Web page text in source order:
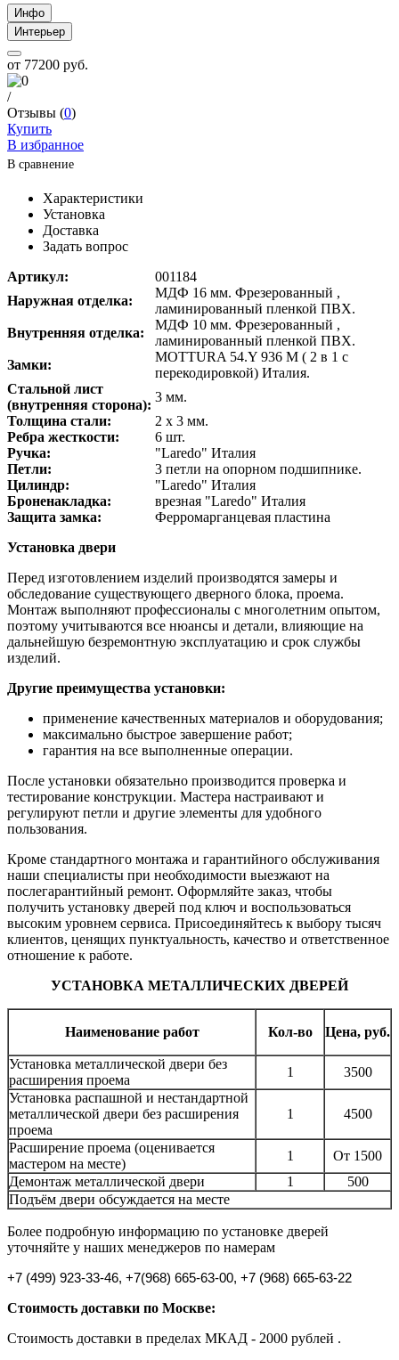
Инфо
Интерьер
от 77200 руб.
/
Отзывы (0)
Купить
В избранное
В сравнение
Характеристики
Установка
Доставка
Задать вопрос
Артикул:
001184
Наружная отделка:
МДФ 16 мм. Фрезерованный ,
ламинированный пленкой ПВХ.
Внутренняя отделка:
МДФ 10 мм. Фрезерованный ,
ламинированный пленкой ПВХ.
Замки:
MOTTURA 54.Y 936 M ( 2 в 1 с
перекодировкой) Италия.
Стальной лист
(внутренняя сторона):
3 мм.
Толщина стали:
2 х 3 мм.
Ребра жесткости:
6 шт.
Ручка:
"Laredo" Италия
Петли:
3 петли на опорном подшипнике.
Цилиндр:
"Laredo" Италия
Броненакладка:
врезная "Laredo" Италия
Защита замка:
Ферромарганцевая пластина
Установка двери
Перед изготовлением изделий производятся замеры и
обследование существующего дверного блока, проема.
Монтаж выполняют профессионалы с многолетним опытом,
поэтому учитываются все нюансы и детали, влияющие на
дальнейшую безремонтную эксплуатацию и срок службы
изделий.
Другие преимущества установки:
применение качественных материалов и оборудования;
максимально быстрое завершение работ;
гарантия на все выполненные операции.
После установки обязательно производится проверка и
тестирование конструкции. Мастера настраивают и
регулируют петли и другие элементы для удобного
пользования.
Кроме стандартного монтажа и гарантийного обслуживания
наши специалисты при необходимости выезжают на
послегарантийный ремонт. Оформляйте заказ, чтобы
получить установку дверей под ключ и воспользоваться
высоким уровнем сервиса. Присоединяйтесь к выбору тысяч
клиентов, ценящих пунктуальность, качество и ответственное
отношение к работе.
УСТАНОВКА МЕТАЛЛИЧЕСКИХ ДВЕРЕЙ
Наименование работ Кол-во Цена, руб.
Установка металлической двери без
расширения проема
1
3500
Установка распашной и нестандартной
металлической двери без расширения
проема
1 4500
Расширение проема (оценивается
мастером на месте)
1
От 1500
Демонтаж металлической двери
1
500
Подъём двери обсуждается на месте
Более подробную информацию по установке дверей
уточняйте у наших менеджеров по намерам
+7 (499) 923-33-46, +7(968) 665-63-00, +7 (968) 665-63-22
Стоимость доставки по Москве:
Стоимость доставки в пределах МКАД - 2000 рублей .